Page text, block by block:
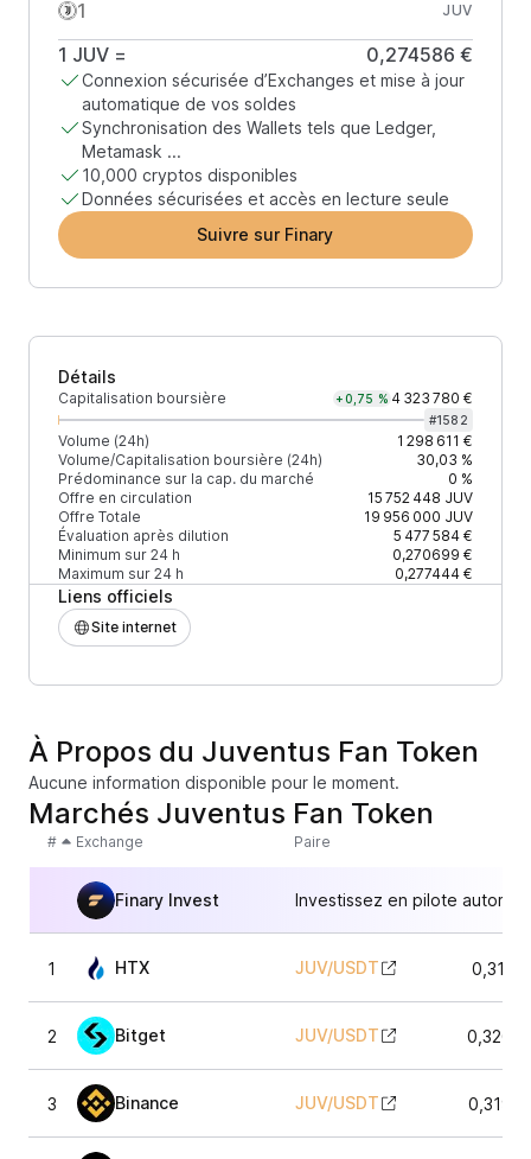
JUV
1 JUV = 0,274586 €
Connexion sécurisée d’Exchanges et mise à jour
automatique de vos soldes
Synchronisation des Wallets tels que Ledger,
Metamask ...
10,000 cryptos disponibles
Données sécurisées et accès en lecture seule
Suivre sur Finary
Détails
Capitalisation boursière +0,75 % 4 323 780 €
#1582
Volume (24h)
1 298 611 €
Volume/Capitalisation boursière (24h)
30,03 %
Prédominance sur la cap. du marché
0 %
Offre en circulation
15 752 448 JUV
Offre Totale
19 956 000 JUV
Évaluation après dilution
5 477 584 €
Minimum sur 24 h
0,270699 €
Maximum sur 24 h
0,277444 €
Liens officiels
Site internet
À Propos du Juventus Fan Token
Aucune information disponible pour le moment.
Marchés Juventus Fan Token
# Exchange Paire
Finary Invest Investissez en pilote
1 HTX JUV/USDT
2 Bitget JUV/USDT
3 Binance JUV/USDT